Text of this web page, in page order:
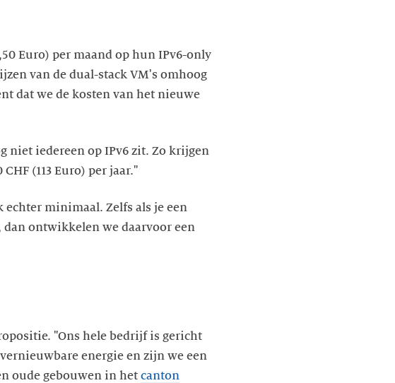
Euro) per maand op hun IPv6-only
van de dual-stack VM's omhoog
dat we de kosten van het nieuwe
niet iedereen op IPv6 zit. Zo krijgen
(113 Euro) per jaar."
minimaal. Zelfs als je een
ontwikkelen we daarvoor een
"Ons hele bedrijf is gericht
energie en zijn we een
oude gebouwen in het canton